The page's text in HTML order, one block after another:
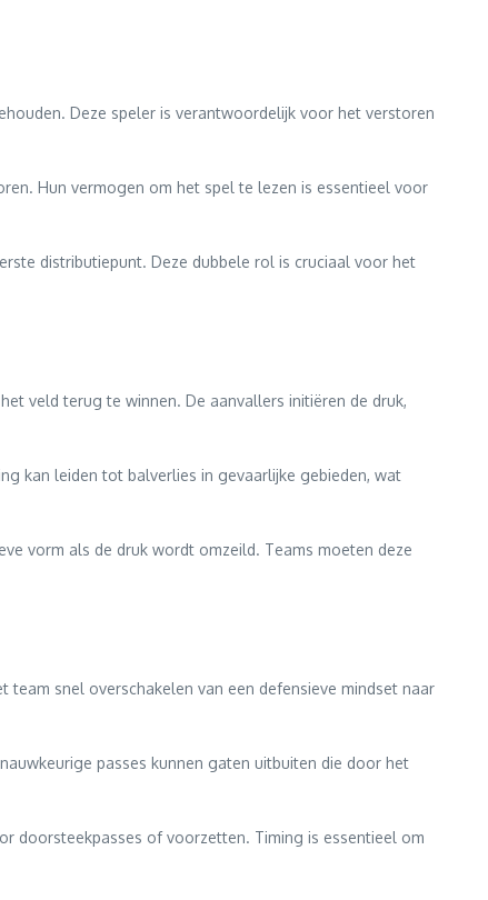
Deze speler is verantwoordelijk voor het verstoren
Hun vermogen om het spel te lezen is essentieel voor
distributiepunt. Deze dubbele rol is cruciaal voor het
veld terug te winnen. De aanvallers initiëren de druk,
kan leiden tot balverlies in gevaarlijke gebieden, wat
vorm als de druk wordt omzeild. Teams moeten deze
snel overschakelen van een defensieve mindset naar
passes kunnen gaten uitbuiten die door het
doorsteekpasses of voorzetten. Timing is essentieel om